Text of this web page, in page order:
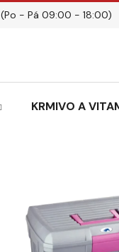
(Po - Pá 09:00 - 18:00)
KRMIVO A